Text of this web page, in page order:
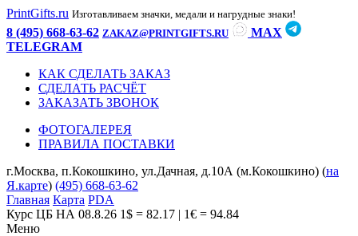
PrintGifts.ru Изготавливаем значки, медали и нагрудные знаки!
8 (495) 668-63-62 ZAKAZ@PRINTGIFTS.RU
MAX
TELEGRAM
КАК СДЕЛАТЬ ЗАКАЗ
СДЕЛАТЬ РАСЧЁТ
ЗАКАЗАТЬ ЗВОНОК
ФОТОГАЛЕРЕЯ
ПРАВИЛА ПОСТАВКИ
г.Москва, п.Кокошкино, ул.Дачная, д.10А (м.Кокошкино) (на
Я.карте) (495) 668-63-62
Главная Карта PDA
Курс ЦБ НА 08.8.26 1$ = 82.17 | 1€ = 94.84
Меню